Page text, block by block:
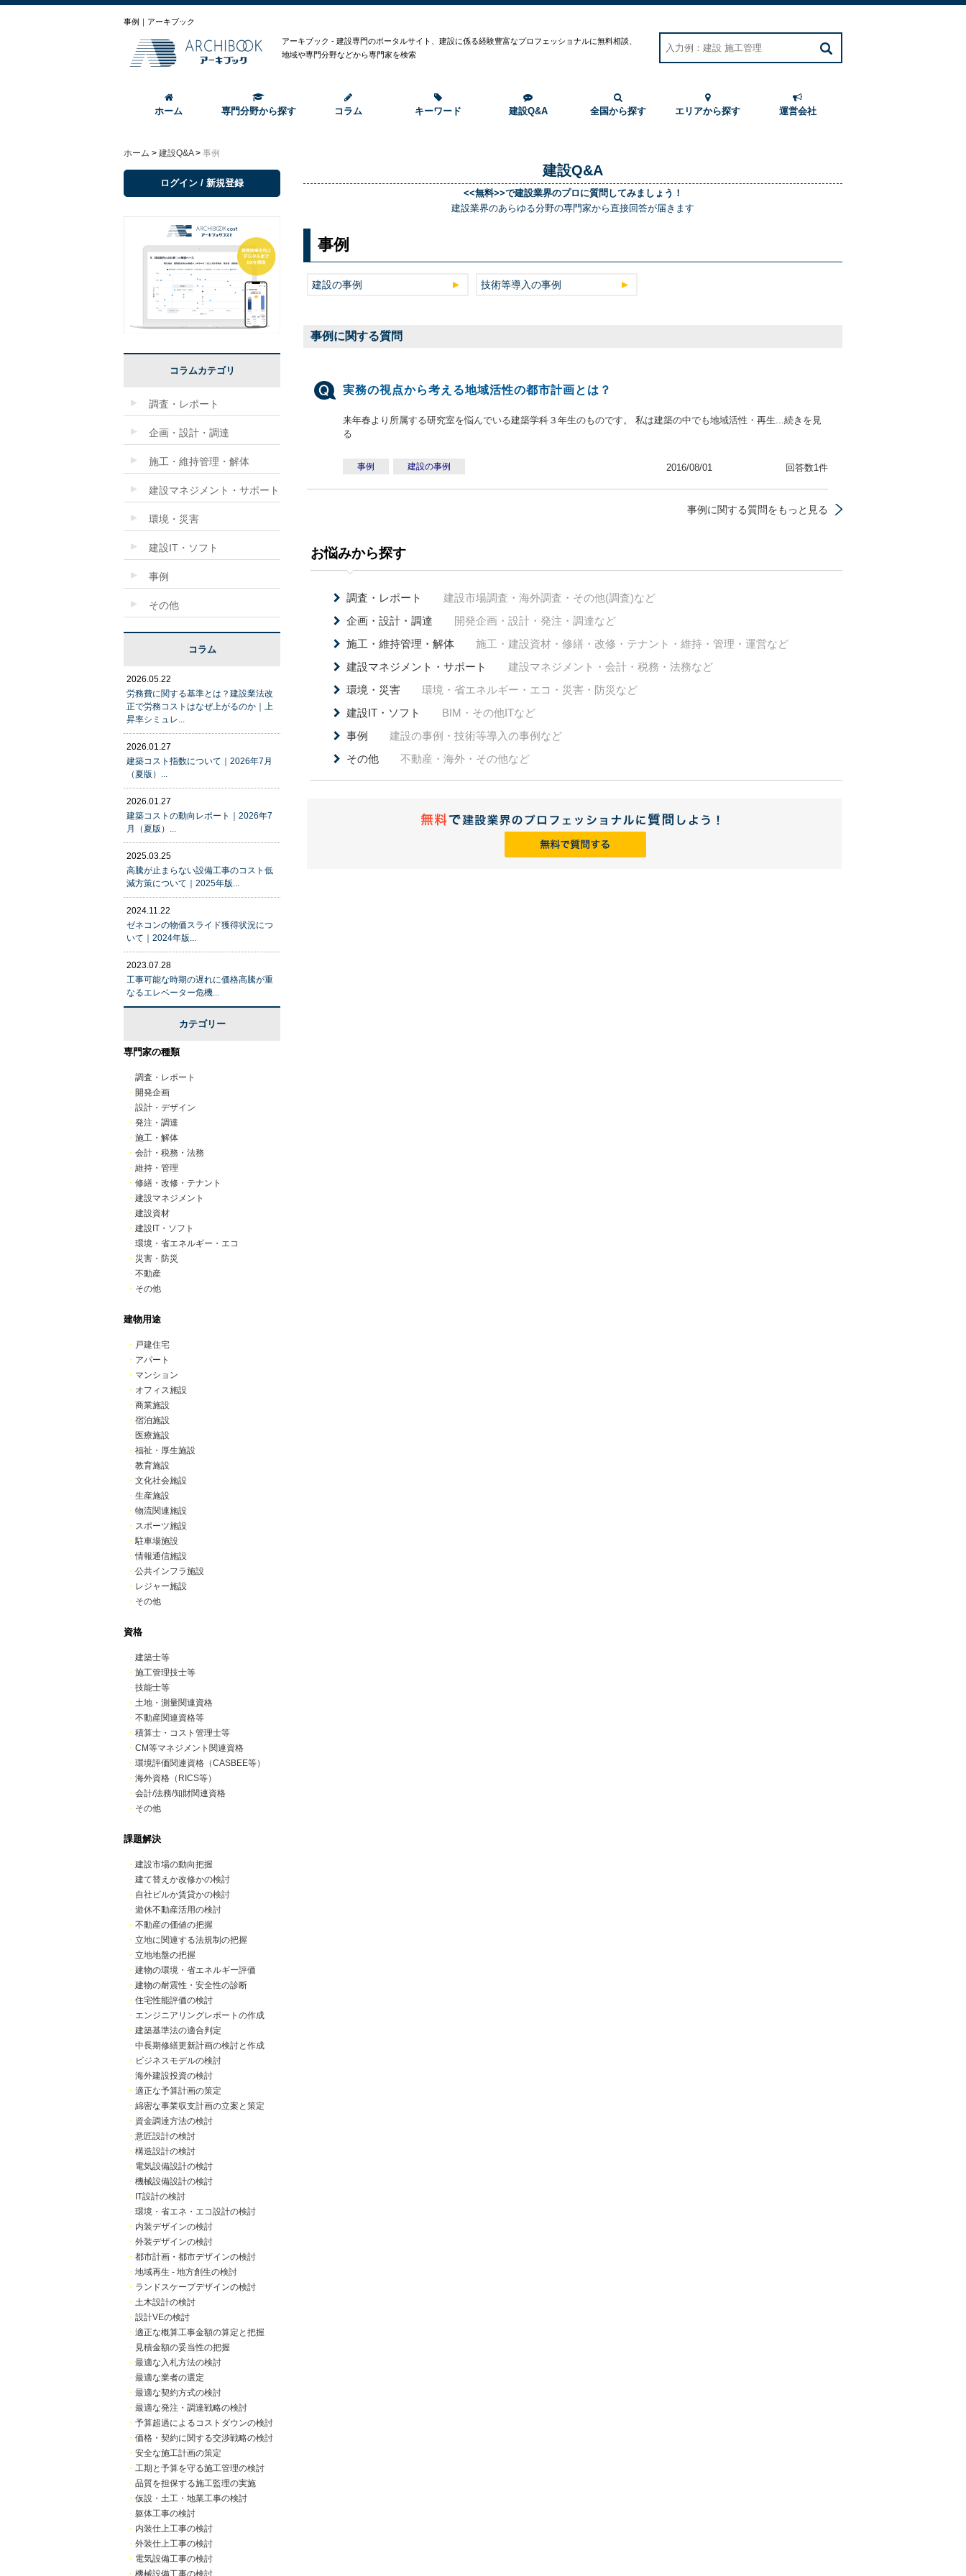
事例｜アーキブック
アーキブック - 建設専門のポータルサイト、建設に係る経験豊富なプロフェッショナルに無料相談、
地域や専門分野などから専門家を検索
ホーム 専門分野から探す コラム キーワード 建設Q&A 全国から探す エリアから探す 運営会社
ホーム > 建設Q&A > 事例
建設Q&A
<<無料>>で建設業界のプロに質問してみましょう！
建設業界のあらゆる分野の専門家から直接回答が届きます
事例
建設の事例 技術等導入の事例
事例に関する質問
実務の視点から考える地域活性の都市計画とは？
来年春より所属する研究室を悩んでいる建築学科３年生のものです。 私は建築の中でも地域活性・再生...続きを見
る
事例 建設の事例 2016/08/01 回答数1件
事例に関する質問をもっと見る
お悩みから探す
調査・レポート
建設市場調査・海外調査・その他(調査)など
企画・設計・調達
開発企画・設計・発注・調達など
施工・維持管理・解体
施工・建設資材・修繕・改修・テナント・維持・管理・運営など
建設マネジメント・サポート
建設マネジメント・会計・税務・法務など
環境・災害
環境・省エネルギー・エコ・災害・防災など
建設IT・ソフト
BIM・その他ITなど
事例
建設の事例・技術等導入の事例など
その他
不動産・海外・その他など
ログイン / 新規登録
コラムカテゴリ
調査・レポート
企画・設計・調達
施工・維持管理・解体
建設マネジメント・サポート
環境・災害
建設IT・ソフト
事例
その他
コラム
2026.05.22
労務費に関する基準とは？建設業法改
正で労務コストはなぜ上がるのか｜上
昇率シミュレ...
2026.01.27
建築コスト指数について｜2026年7月
（夏版）...
2026.01.27
建築コストの動向レポート｜2026年7
月（夏版）...
2025.03.25
高騰が止まらない設備工事のコスト低
減方策について｜2025年版...
2024.11.22
ゼネコンの物価スライド獲得状況につ
いて｜2024年版...
2023.07.28
工事可能な時期の遅れに価格高騰が重
なるエレベーター危機...
カテゴリー
専門家の種類
・ 調査・レポート
・ 開発企画
・ 設計・デザイン
・ 発注・調達
・ 施工・解体
・ 会計・税務・法務
・ 維持・管理
・ 修繕・改修・テナント
・ 建設マネジメント
・ 建設資材
・ 建設IT・ソフト
・ 環境・省エネルギー・エコ
・ 災害・防災
・ 不動産
・ その他
建物用途
・ 戸建住宅
・ アパート
・ マンション
・ オフィス施設
・ 商業施設
・ 宿泊施設
・ 医療施設
・ 福祉・厚生施設
・ 教育施設
・ 文化社会施設
・ 生産施設
・ 物流関連施設
・ スポーツ施設
・駐車場施設
・情報通信施設
・ 公共インフラ施設
・ レジャー施設
・ その他
資格
・ 建築士等
・ 施工管理技士等
・ 技能士等
・ 土地・測量関連資格
・ 不動産関連資格等
・ 積算士・コスト管理士等
・ CM等マネジメント関連資格
・ 環境評価関連資格（CASBEE等）
・ 海外資格（RICS等）
・ 会計/法務/知財関連資格
・ その他
課題解決
・ 建設市場の動向把握
・ 建て替えか改修かの検討
・ 自社ビルか賃貸かの検討
・ 遊休不動産活用の検討
・ 不動産の価値の把握
・ 立地に関連する法規制の把握
・ 立地地盤の把握
・ 建物の環境・省エネルギー評価
・ 建物の耐震性・安全性の診断
・ 住宅性能評価の検討
・ エンジニアリングレポートの作成
・ 建築基準法の適合判定
・ 中長期修繕更新計画の検討と作成
・ ビジネスモデルの検討
・ 海外建設投資の検討
・ 適正な予算計画の策定
・ 綿密な事業収支計画の立案と策定
・ 資金調達方法の検討
・ 意匠設計の検討
・ 構造設計の検討
・ 電気設備設計の検討
・ 機械設備設計の検討
・ IT設計の検討
・ 環境・省エネ・エコ設計の検討
・ 内装デザインの検討
・ 外装デザインの検討
・ 都市計画・都市デザインの検討
・ 地域再生 - 地方創生の検討
・ ランドスケープデザインの検討
・ 土木設計の検討
・ 設計VEの検討
・ 適正な概算工事金額の算定と把握
・ 見積金額の妥当性の把握
・ 最適な入札方法の検討
・ 最適な業者の選定
・ 最適な契約方式の検討
・ 最適な発注・調達戦略の検討
・ 予算超過によるコストダウンの検討
・ 価格・契約に関する交渉戦略の検討
・ 安全な施工計画の策定
・ 工期と予算を守る施工管理の検討
・ 品質を担保する施工監理の実施
・ 仮設・土工・地業工事の検討
・ 躯体工事の検討
・ 内装仕上工事の検討
・ 外装仕上工事の検討
・ 電気設備工事の検討
・ 機械設備工事の検討